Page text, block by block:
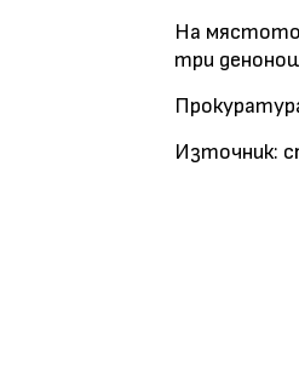
На мястото
три
Източник: